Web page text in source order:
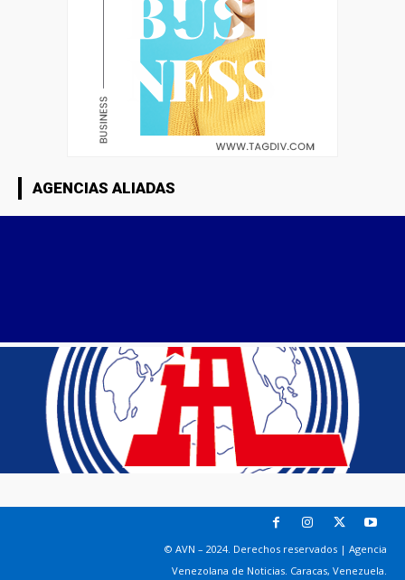
AGENCIAS ALIADAS
© AVN – 2024. Derechos reservados | Agencia
Venezolana de Noticias. Caracas, Venezuela.